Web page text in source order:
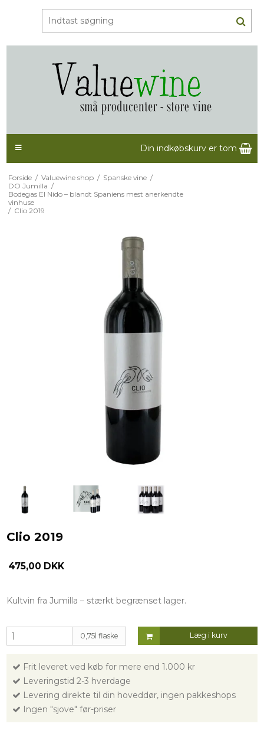
Din indkøbskurv er tom
Forside / Valuewine shop / Spanske vine /
DO Jumilla /
Bodegas El Nido – blandt Spaniens mest anerkendte
vinhuse
/ Clio 2019
Clio 2019
475,00 DKK
Kultvin fra Jumilla – stærkt begrænset lager.
0,75l flaske Læg i kurv
Frit leveret ved køb for mere end 1.000 kr
Leveringstid 2-3 hverdage
Levering direkte til din hoveddør, ingen pakkeshops
Ingen "sjove" før-priser